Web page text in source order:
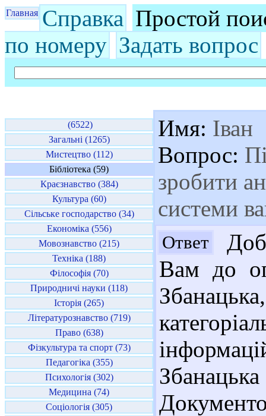
Главная Справка Простой
по номеру Задать вопрос
(6522)
Загальні (1265)
Мистецтво (112)
Бібліотека (59)
Краєзнавство (384)
Культура (60)
Сільське господарство (34)
Економіка (556)
Мовознавство (215)
Техніка (188)
Філософія (70)
Природничі науки (118)
Історія (265)
Літературознавство (719)
Право (638)
Фізкультура та спорт (73)
Педагогіка (355)
Психологія (302)
Медицина (74)
Соціологія (305)
Имя: Іван
Вопрос:
зробити
системи
Ответ
Вам до